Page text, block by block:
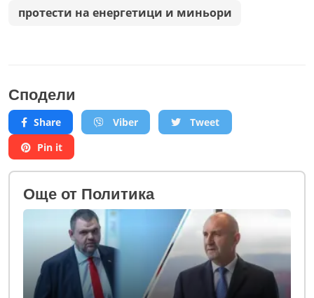
протести на енергетици и миньори
Сподели
Share Viber
Tweet
Pin it
Oще от Политика